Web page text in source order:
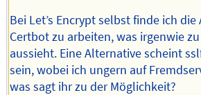
Bei Let’s Encrypt selbst finde ich die
Certbot zu arbeiten, was irgenwie
aussieht. Eine Alternative scheint
sein, wobei ich ungern auf
was sagt ihr zu der Möglichkeit?